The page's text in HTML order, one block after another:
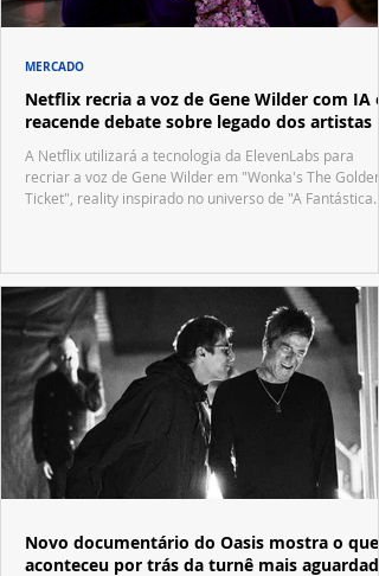
Netflix recria a voz de Gene Wilder com IA e
reacende debate sobre legado dos artistas
A Netflix utilizará a tecnologia da ElevenLabs para
recriar a voz de Gene Wilder em "Wonka's The Golden
Ticket", reality inspirado no universo de "A Fantástica
MERCADO
Novo documentário do Oasis mostra o que
aconteceu por trás da turnê mais aguardada